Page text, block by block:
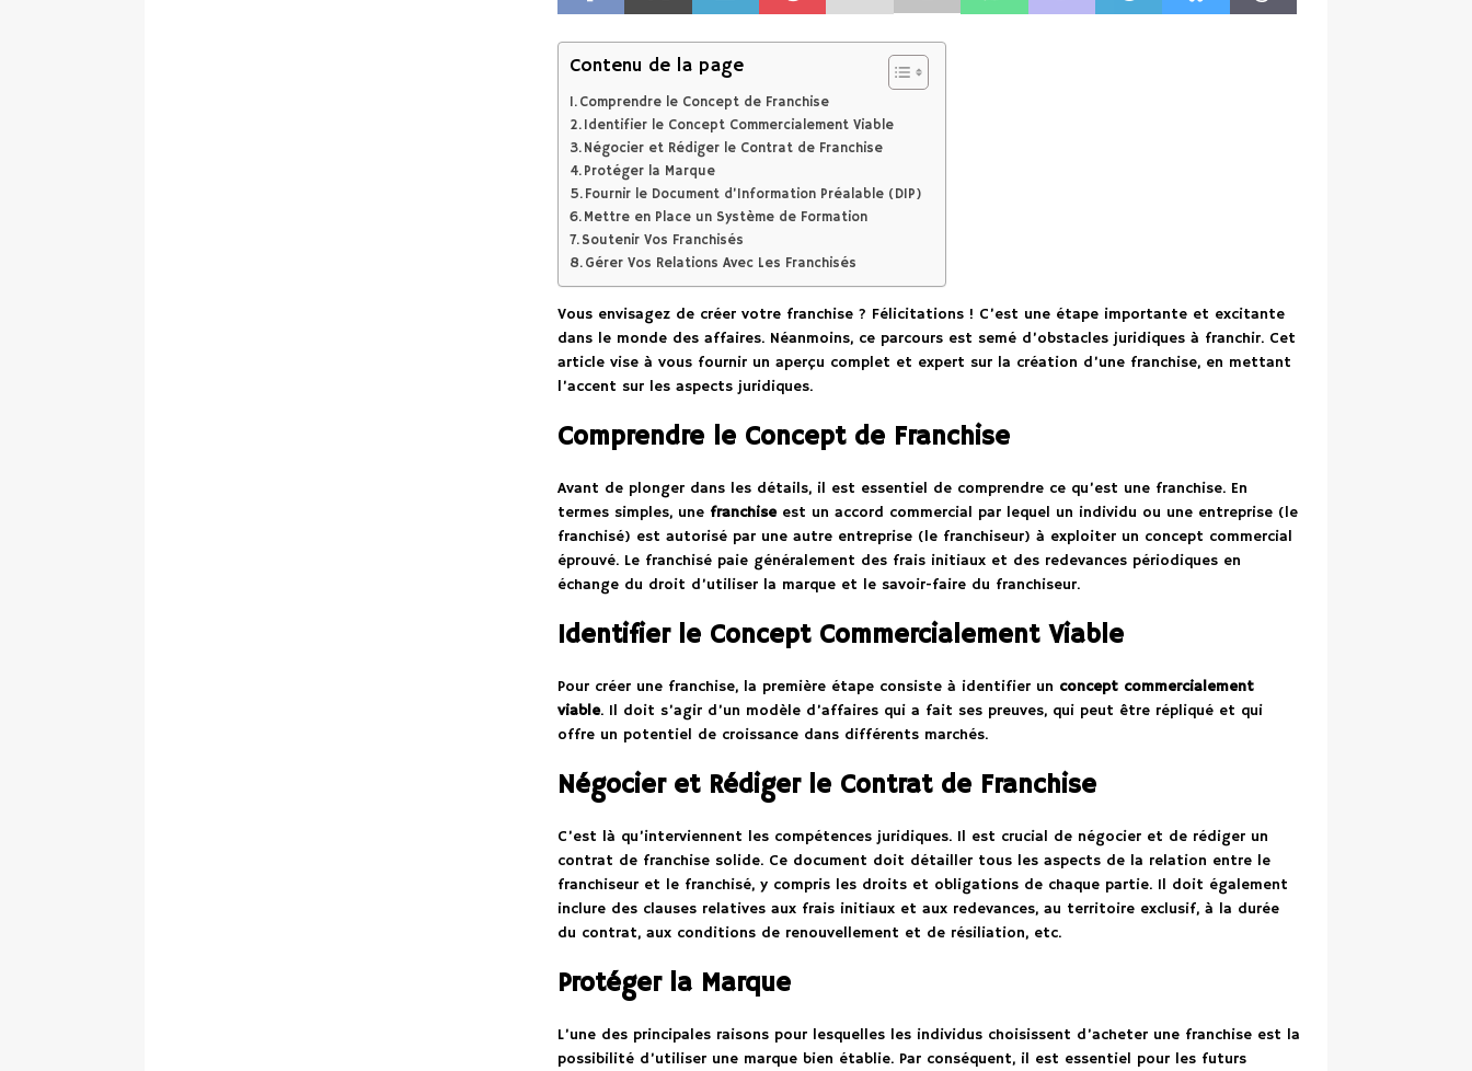
Contenu de la page
Comprendre le Concept de Franchise
Identifier le Concept Commercialement Viable
Négocier et Rédiger le Contrat de Franchise
Protéger la Marque
Fournir le Document d’Information Préalable (DIP)
Mettre en Place un Système de Formation
Soutenir Vos Franchisés
Gérer Vos Relations Avec Les Franchisés
Vous envisagez de créer votre franchise ? Félicitations ! C’est une étape importante et excitante
dans le monde des affaires. Néanmoins, ce parcours est semé d’obstacles juridiques à franchir. Cet
article vise à vous fournir un aperçu complet et expert sur la création d’une franchise, en mettant
l’accent sur les aspects juridiques.
Comprendre le Concept de Franchise
Avant de plonger dans les détails, il est essentiel de comprendre ce qu’est une franchise. En
termes simples, une franchiseest un accord commercial par lequel un individu ou une entreprise (le
franchisé) est autorisé par une autre entreprise (le franchiseur) à exploiter un concept commercial
éprouvé. Le franchisé paie généralement des frais initiaux et des redevances périodiques en
échange du droit d’utiliser la marque et le savoir-faire du franchiseur.
Identifier le Concept Commercialement Viable
Pour créer une franchise, la première étape consiste à identifier un concept commercialement
viable. Il doit s’agir d’un modèle d’affaires qui a fait ses preuves, qui peut être répliqué et qui
offre un potentiel de croissance dans différents marchés.
Négocier et Rédiger le Contrat de Franchise
C’est là qu’interviennent les compétences juridiques. Il est crucial de négocier et de rédiger un
contrat de franchise solide. Ce document doit détailler tous les aspects de la relation entre le
franchiseur et le franchisé, y compris les droits et obligations de chaque partie. Il doit également
inclure des clauses relatives aux frais initiaux et aux redevances, au territoire exclusif, à la durée
du contrat, aux conditions de renouvellement et de résiliation, etc.
Protéger la Marque
L’une des principales raisons pour lesquelles les individus choisissent d’acheter une franchise est la
possibilité d’utiliser une marque bien établie. Par conséquent, il est essentiel pour les futurs